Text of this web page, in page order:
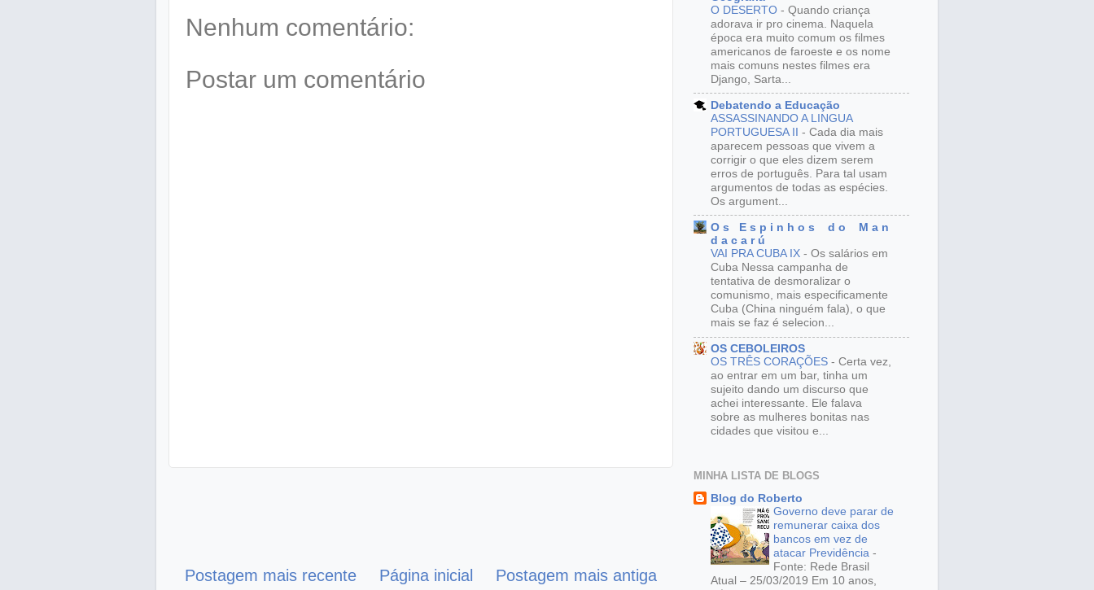
Nenhum comentário:
Postar um comentário
Postagem mais recente Postagem mais antiga
Página inicial
O DESERTO - Quando criança
adorava ir pro cinema. Naquela
época era muito comum os filmes
americanos de faroeste e os nome
mais comuns nestes filmes era
Django, Sarta...
Debatendo a Educação
ASSASSINANDO A LINGUA
PORTUGUESA II - Cada dia mais
aparecem pessoas que vivem a
corrigir o que eles dizem serem
erros de português. Para tal usam
argumentos de todas as espécies.
Os argument...
O s E s p i n h o s d o M a n
d a c a r ú
VAI PRA CUBA IX - Os salários em
Cuba Nessa campanha de
tentativa de desmoralizar o
comunismo, mais especificamente
Cuba (China ninguém fala), o que
mais se faz é selecion...
OS CEBOLEIROS
OS TRÊS CORAÇÕES - Certa vez,
ao entrar em um bar, tinha um
sujeito dando um discurso que
achei interessante. Ele falava
sobre as mulheres bonitas nas
cidades que visitou e...
MINHA LISTA DE BLOGS
Blog do Roberto
Governo deve parar de
remunerar caixa dos
bancos em vez de
atacar Previdência -
Fonte: Rede Brasil
Atual – 25/03/2019 Em 10 anos,